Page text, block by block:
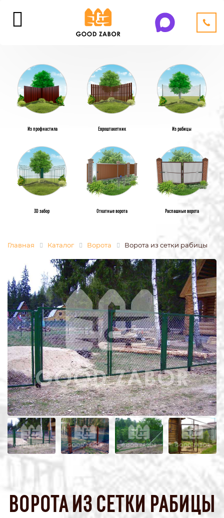
Из профнастила Евроштакетник Из рабицы
3D забор Откатные ворота Распашные ворота
Главная Каталог Ворота Ворота из сетки рабицы
ВОРОТА ИЗ СЕТКИ РАБИЦЫ